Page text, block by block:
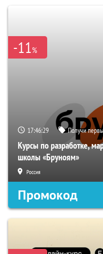
-11%
17:46:29 Получи
Курсы по разработке,
школы «Бруноям»
Россия
Промокод